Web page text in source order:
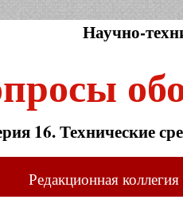
Научно-
16. Технические
Редакционная коллегия